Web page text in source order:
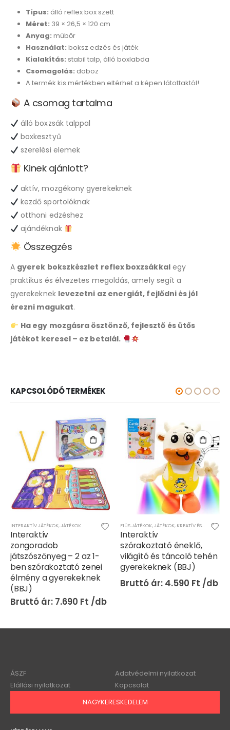
Típus: álló reflex box szett
Méret: 39 × 26,5 × 120 cm
Anyag: műbőr
Használat: boksz edzés és játék
Kialakítás: stabil talp, álló boxlabda
Csomagolás: doboz
A termék kis mértékben eltérhet a képen látottaktól!
A csomag tartalma
álló boxzsák talppal
boxkesztyű
szerelési elemek
Kinek ajánlott?
aktív, mozgékony gyerekeknek
kezdő sportolóknak
otthoni edzéshez
ajándéknak
Összegzés
A gyerek bokszkészlet reflex boxzsákkalegy
praktikus és élvezetes megoldás, amely segít a
gyerekeknek levezetni az energiát, fejlődni és jól
érezni magukat.
Ha egy mozgásra ösztönző, fejlesztő és ütős
játékot keresel – ez betalál.
KAPCSOLÓDÓ TERMÉKEK
INTERAKTÍV JÁTÉKOK,JÁTÉKOK
Interaktív
zongoradob
játszószőnyeg – 2 az 1-
ben szórakoztató zenei
élmény a gyerekeknek
(BBJ)
7.690 Ft
FIÚS JÁTÉKOK,JÁTÉKOK, KREATÍV ÉS KÉSZSÉGFEJLESZTŐ JÁTÉKOK
Interaktív
szórakoztató éneklő,
világító és táncoló tehén
gyerekeknek (BBJ)
4.590 Ft
ÁSZF
Adatvédelmi nyilatkozat
Elállási nyilatkozat
Kapcsolat
NAGYKERESKEDELEM